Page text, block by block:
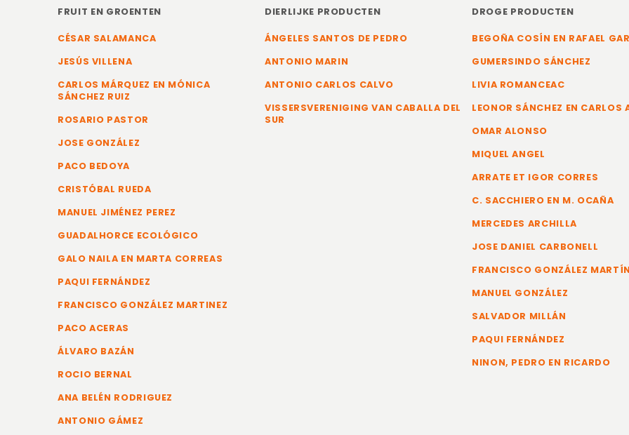
FRUIT EN GROENTEN
CÉSAR SALAMANCA
JESÚS VILLENA
CARLOS MÁRQUEZ EN MÓNICA
SÁNCHEZ RUIZ
ROSARIO PASTOR
JOSE GONZÁLEZ
PACO BEDOYA
CRISTÓBAL RUEDA
MANUEL JIMÉNEZ PEREZ
GUADALHORCE ECOLÓGICO
GALO NAILA EN MARTA CORREAS
PAQUI FERNÁNDEZ
FRANCISCO GONZÁLEZ MARTINEZ
PACO ACERAS
ÁLVARO BAZÁN
ROCIO BERNAL
ANA BELÉN RODRIGUEZ
ANTONIO GÁMEZ
DIERLIJKE PRODUCTEN
ÁNGELES SANTOS DE PEDRO
ANTONIO MARIN
ANTONIO CARLOS CALVO
VISSERSVERENIGING VAN CABALLA DEL
SUR
DROGE PRODUCTEN
BEGOÑA COSÍN EN RAFAEL
GUMERSINDO SÁNCHEZ
LIVIA ROMANCEAC
LEONOR SÁNCHEZ EN CARLOS
OMAR ALONSO
MIQUEL ANGEL
ARRATE ET IGOR CORRES
C. SACCHIERO EN M. OCAÑA
MERCEDES ARCHILLA
JOSE DANIEL CARBONELL
FRANCISCO GONZÁLEZ MARTÍN
MANUEL GONZÁLEZ
SALVADOR MILLÁN
PAQUI FERNÁNDEZ
NINON, PEDRO EN RICARDO